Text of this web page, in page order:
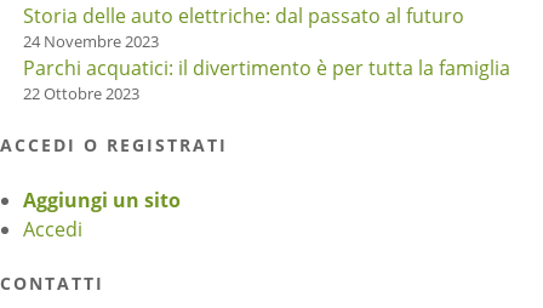
Storia delle auto elettriche: dal passato al futuro
24 Novembre 2023
Parchi acquatici: il divertimento è per tutta la famiglia
22 Ottobre 2023
ACCEDI O REGISTRATI
Aggiungi un sito
Accedi
CONTATTI